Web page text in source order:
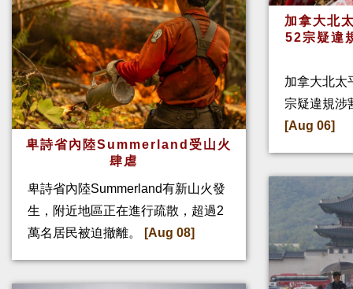
卑詩省內陸Summerland受山火
肆虐
卑詩省內陸Summerland有新山火發
生，附近地區正在進行疏散，超過2
萬名居民被迫撤離。
[Aug 08]
加拿大北
52宗疑違
加拿大北太
宗疑違規涉
[Aug 06]